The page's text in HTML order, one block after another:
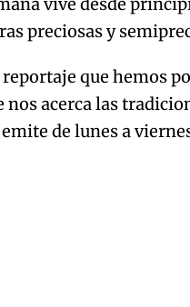
preciosas y
reportaje que hemos
nos acerca las
de lunes a